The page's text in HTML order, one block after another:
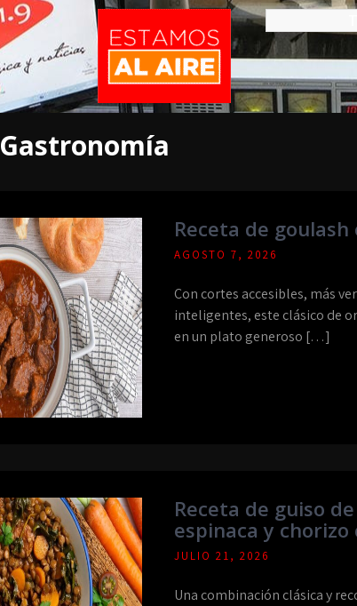
Gastronomía
Receta de goulash
AGOSTO 7, 2026
Con cortes accesibles, más
inteligentes, este clásico de
en un plato generoso […]
Receta de guiso
espinaca y chorizo
JULIO 21, 2026
Una combinación clásica y